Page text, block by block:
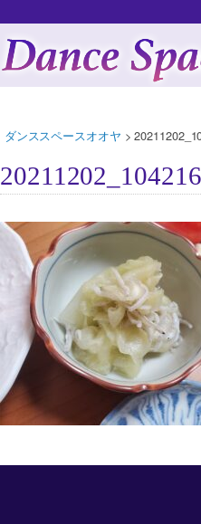
ダンススペースオオヤ >